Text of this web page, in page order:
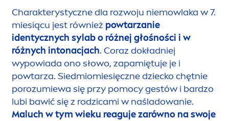
Charakterystyczne dla rozwoju niemowlaka w 7.
miesiącu jest również powtarzanie
identycznych sylab o różnej głośności i w
różnych intonacjach. Coraz dokładniej
wypowiada ono słowo, zapamiętuje je i
powtarza. Siedmiomiesięczne dziecko chętnie
porozumiewa się przy pomocy gestów i bardzo
lubi bawić się z rodzicami w naśladowanie.
Maluch w tym wieku reaguje zarówno na swoje